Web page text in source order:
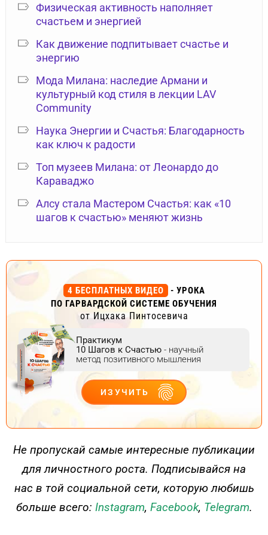
Физическая активность наполняет
счастьем и энергией
Как движение подпитывает счастье и
энергию
Мода Милана: наследие Армани и
культурный код стиля в лекции LAV
Community
Наука Энергии и Счастья: Благодарность
как ключ к радости
Топ музеев Милана: от Леонардо до
Караваджо
Алсу стала Мастером Счастья: как «10
шагов к счастью» меняют жизнь
4 БЕСПЛАТНЫХ ВИДЕО
- УРОКА
ПО ГАРВАРДСКОЙ СИСТЕМЕ ОБУЧЕНИЯ
от Ицхака Пинтосевича
Практикум
10 Шагов к Счастью - научный
метод позитивного мышления
ИЗУЧИТЬ
ДЕЙСТВУЙ
Не пропускай самые интересные публикации
для личностного роста. Подписывайся на
нас в той социальной сети, которую любишь
больше всего: Instagram, Facebook, Telegram.